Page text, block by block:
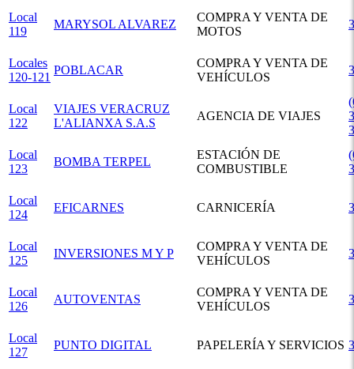
Local
119
MARYSOL ALVAREZ
COMPRA Y VENTA DE
MOTOS
Locales
120-121
POBLACAR
COMPRA Y VENTA DE
VEHÍCULOS
Local
122
VIAJES VERACRUZ
L'ALIANXA S.A.S
AGENCIA DE VIAJES
Local
123
BOMBA TERPEL
ESTACIÓN DE
COMBUSTIBLE
Local
124
EFICARNES CARNICERÍA
Local
125
INVERSIONES M Y P
COMPRA Y VENTA DE
VEHÍCULOS
Local
126
AUTOVENTAS
COMPRA Y VENTA DE
VEHÍCULOS
Local
127
PUNTO DIGITAL PAPELERÍA Y SERVICIOS